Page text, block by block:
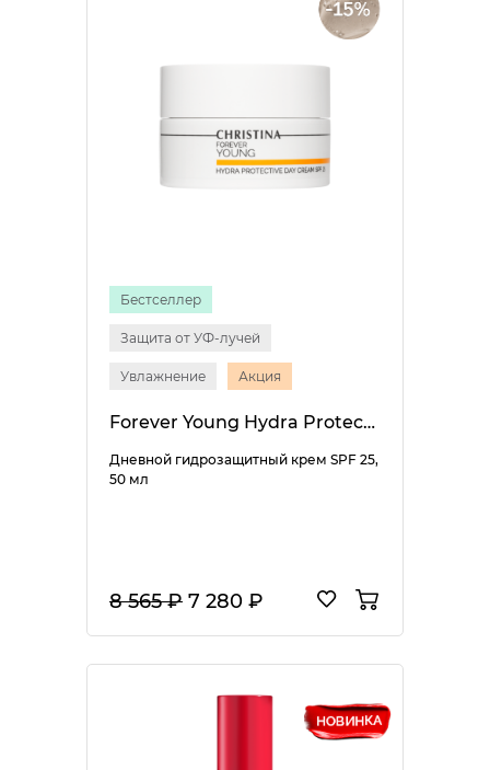
Бестселлер
Защита от УФ-лучей
Увлажнение Акция
Forever Young Hydra Protective Day Cream SPF 25
Дневной гидрозащитный крем SPF 25,
50 мл
8 565 ₽ 7 280 ₽